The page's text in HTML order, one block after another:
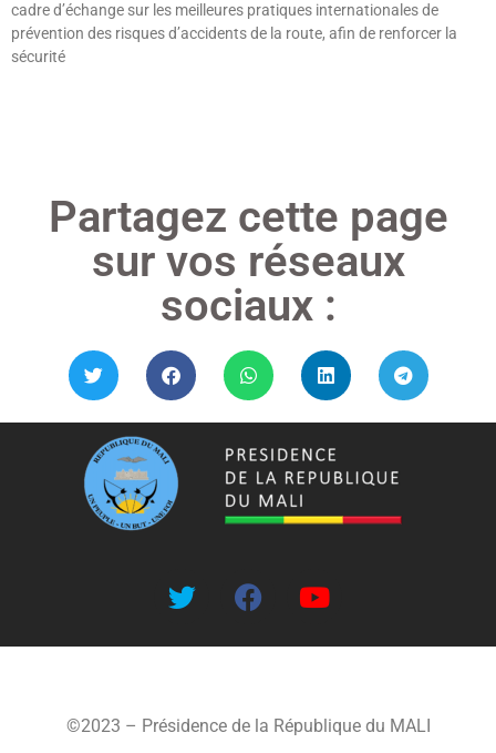
cadre d’échange sur les meilleures pratiques internationales de
prévention des risques d’accidents de la route, afin de renforcer la
sécurité
Partagez cette page
sur vos réseaux
sociaux :
©2023 – Présidence de la République du MALI